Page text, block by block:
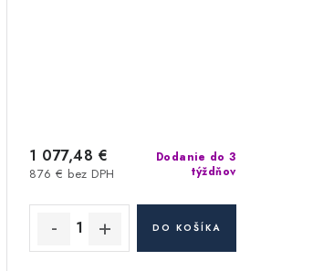
Dodanie do 3
týždňov
876 € bez DPH
1 077,48 €
DO KOŠÍKA